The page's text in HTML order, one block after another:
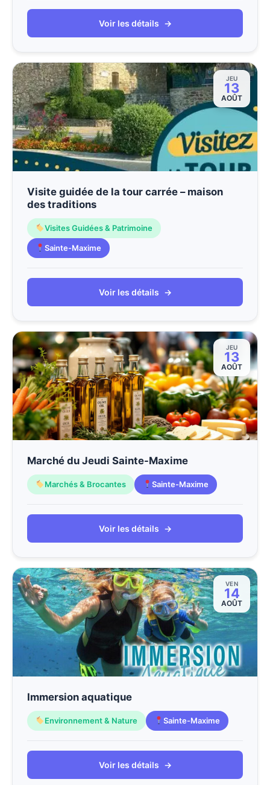
Voir les détails →
JEU
13
AOÛT
Visite guidée de la tour carrée – maison
des traditions
Visites Guidées & Patrimoine
Sainte-Maxime
Voir les détails →
JEU
13
AOÛT
Marché du Jeudi Sainte-Maxime
Marchés & Brocantes Sainte-Maxime
Voir les détails →
VEN
14
AOÛT
Immersion aquatique
Environnement & Nature Sainte-Maxime
Voir les détails →